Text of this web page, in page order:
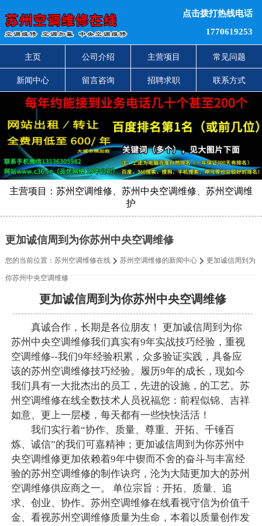
点击拨打热线电话
1770619253
主页 公司介绍 主营项目 常见问题
新闻中心 留言咨询 招聘求职 联系方式
主营项目：苏州空调维修、苏州中央空调维修、苏州空调维
护
更加诚信周到为你苏州中央空调维修
您的当前位置： 苏州空调维修在线 苏州空调维修的新闻中心 更加诚信周到为
你苏州中央空调维修
更加诚信周到为你苏州中央空调维修
真诚合作，长期是各位朋友！ 更加诚信周到为你
苏州中央空调维修我们真实有9年实战技巧经验，重视
空调维修--我们9年经验积累，众多验证实践，具备应
该的苏州空调维修技巧经验。履历9年的成长，现如今
我们具有一大批杰出的员工，先进的设施，的工艺。苏
州空调维修在线全数技术人员祝福您：前程似锦、吉祥
如意、更上一层楼，每天都有一些快快活活！
我们实行着“协作、质量、尊重、开拓、千锤百
炼、诚信”的我们可嘉精神；更加诚信周到为你苏州中
央空调维修更加依赖着9年中锲而不舍的奋斗与丰富经
验的苏州空调维修的制作诀窍，沦为大陆更加大的苏州
空调维修供应商之一。 单位宗旨：开拓、质量、追
求、创业、协作。苏州空调维修在线看视守信为价值千
金、看视苏州空调维修质量为生命，本着以质量创作发